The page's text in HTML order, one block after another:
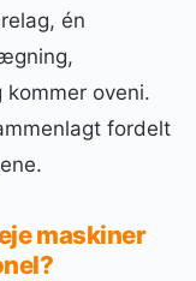
én
oveni.
fordelt
maskiner